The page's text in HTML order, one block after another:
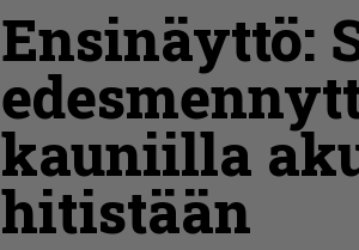
Ensinäyttö:
kauniilla
hitistään